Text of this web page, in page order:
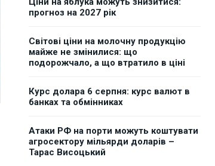
прогноз на 2027 рік
Світові ціни на молочну продукцію
майже не змінилися: що
подорожчало, а що втратило в ціні
Курс долара 6 серпня: курс валют в
банках та обмінниках
Атаки РФ на порти можуть коштувати
агросектору мільярди доларів –
Тарас Висоцький